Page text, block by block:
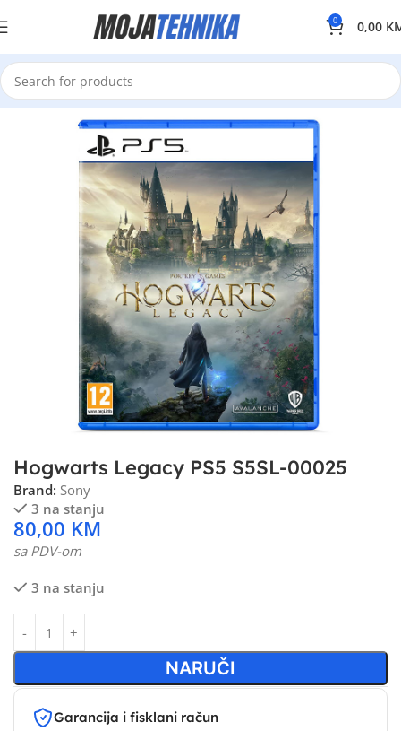
0 0,00
Hogwarts Legacy PS5 S5SL-00025
Brand: Sony
3 na stanju
80,00 KM
sa PDV-om
3 na stanju
NARUČI
Garancija i fisklani račun